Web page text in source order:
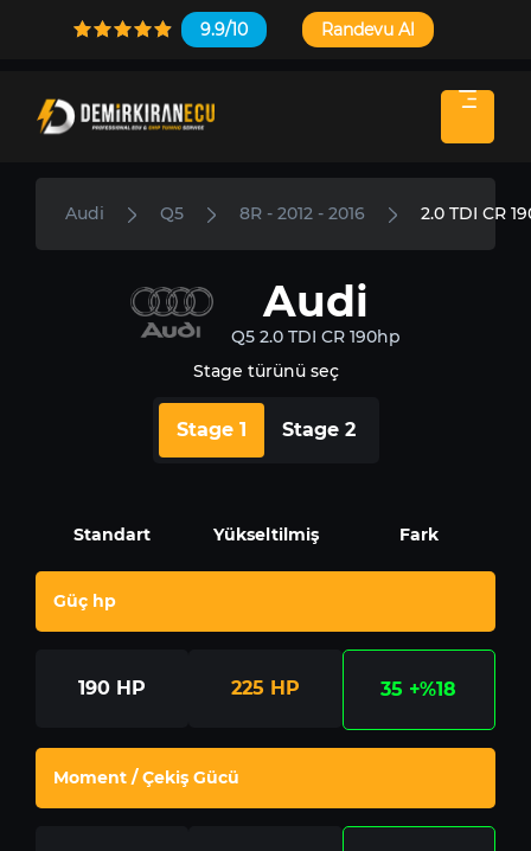
9.9/10 Randevu Al
Audi Q5 8R - 2012 - 2016 2.0 TDI CR
Audi
Q5 2.0 TDI CR 190hp
Stage türünü seç
Stage 1 Stage 2
Standart Yükseltilmiş Fark
Güç hp
190 HP 225 HP 35 +%18
Moment / Çekiş Gücü